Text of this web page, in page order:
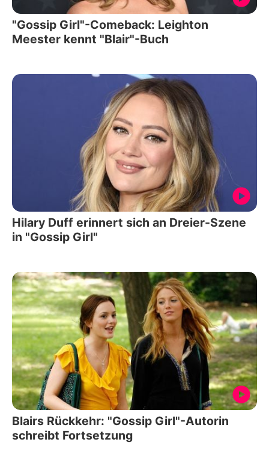
"Gossip Girl"-Comeback: Leighton
Meester kennt "Blair"-Buch
Hilary Duff erinnert sich an Dreier-Szene
in "Gossip Girl"
Blairs Rückkehr: "Gossip Girl"-Autorin
schreibt Fortsetzung